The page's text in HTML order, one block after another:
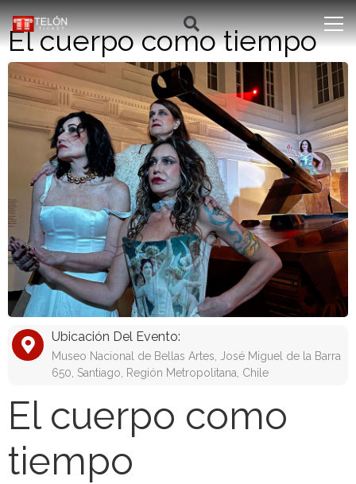
El cuerpo como tiempo
Ubicación Del Evento:
Museo Nacional de Bellas Artes, José Miguel de la Barra
650, Santiago, Región Metropolitana, Chile
El cuerpo como
tiempo